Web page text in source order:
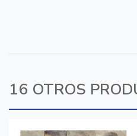
16 OTROS